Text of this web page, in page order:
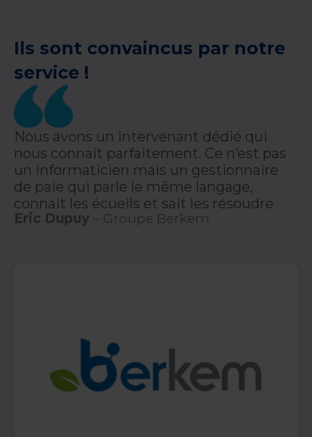
Ils sont convaincus par notre
service !
Nous avons un intervenant dédié qui
nous connait parfaitement. Ce n’est pas
un informaticien mais un gestionnaire
de paie qui parle le même langage,
connait les écueils et sait les résoudre
Eric Dupuy – Groupe Berkem